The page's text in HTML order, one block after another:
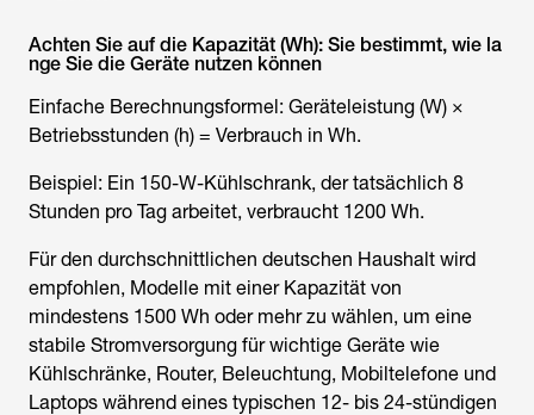
Achten Sie auf die Kapazität (Wh): Sie bestimmt, wie la
nge Sie die Geräte nutzen können
Einfache Berechnungsformel: Geräteleistung (W) ×
Betriebsstunden (h) = Verbrauch in Wh.
Beispiel: Ein 150-W-Kühlschrank, der tatsächlich 8
Stunden pro Tag arbeitet, verbraucht 1200 Wh.
Für den durchschnittlichen deutschen Haushalt wird
empfohlen, Modelle mit einer Kapazität von
mindestens 1500 Wh oder mehr zu wählen, um eine
stabile Stromversorgung für wichtige Geräte wie
Kühlschränke, Router, Beleuchtung, Mobiltelefone und
Laptops während eines typischen 12- bis 24-stündigen